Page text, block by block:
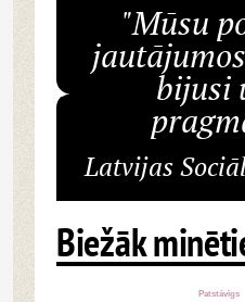
"Mūsu
bijusi
Latvijas
Biežāk
Patstāvīgs